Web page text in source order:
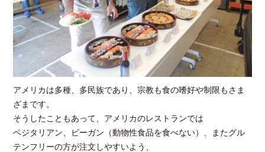
アメリカは多種、多民族であり、宗教も食の嗜好や制限もさま
ざまです。
そうしたこともあって、アメリカのレストランでは
ベジタリアン、ビーガン（動物性食品を食べない）、またグル
テンフリーの方が注文しやすいよう、